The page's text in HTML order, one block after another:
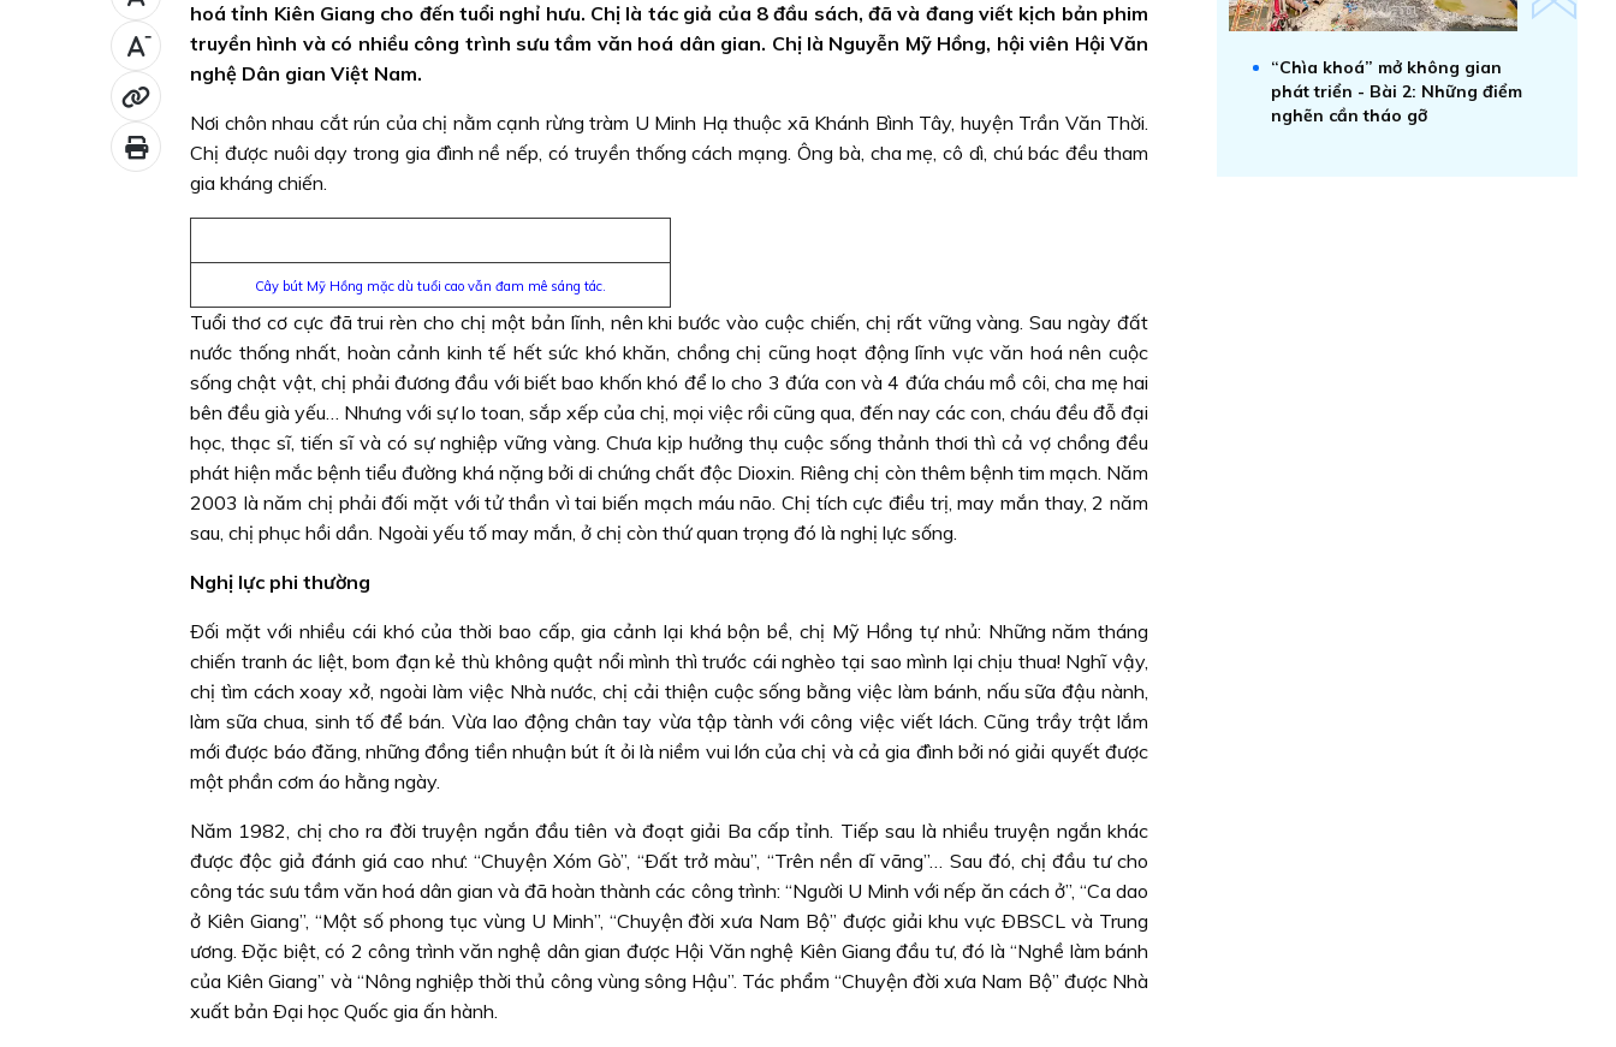
-
hoá tỉnh Kiên Giang cho đến tuổi nghỉ hưu. Chị là tác giả của 8 đầu sách, đã và đang viết kịch bản phim
truyền hình và có nhiều công trình sưu tầm văn hoá dân gian. Chị là Nguyễn Mỹ Hồng, hội viên Hội Văn
nghệ Dân gian Việt Nam.
Nơi chôn nhau cắt rún của chị nằm cạnh rừng tràm U Minh Hạ thuộc xã Khánh Bình Tây, huyện Trần Văn Thời.
Chị được nuôi dạy trong gia đình nề nếp, có truyền thống cách mạng. Ông bà, cha mẹ, cô dì, chú bác đều tham
gia kháng chiến.
Cây bút Mỹ Hồng mặc dù tuổi cao vẫn đam mê sáng tác.
Tuổi thơ cơ cực đã trui rèn cho chị một bản lĩnh, nên khi bước vào cuộc chiến, chị rất vững vàng. Sau ngày đất
nước thống nhất, hoàn cảnh kinh tế hết sức khó khăn, chồng chị cũng hoạt động lĩnh vực văn hoá nên cuộc
sống chật vật, chị phải đương đầu với biết bao khốn khó để lo cho 3 đứa con và 4 đứa cháu mồ côi, cha mẹ hai
bên đều già yếu… Nhưng với sự lo toan, sắp xếp của chị, mọi việc rồi cũng qua, đến nay các con, cháu đều đỗ đại
học, thạc sĩ, tiến sĩ và có sự nghiệp vững vàng. Chưa kịp hưởng thụ cuộc sống thảnh thơi thì cả vợ chồng đều
phát hiện mắc bệnh tiểu đường khá nặng bởi di chứng chất độc Dioxin. Riêng chị còn thêm bệnh tim mạch. Năm
2003 là năm chị phải đối mặt với tử thần vì tai biến mạch máu não. Chị tích cực điều trị, may mắn thay, 2 năm
sau, chị phục hồi dần. Ngoài yếu tố may mắn, ở chị còn thứ quan trọng đó là nghị lực sống.
Nghị lực phi thường
Ðối mặt với nhiều cái khó của thời bao cấp, gia cảnh lại khá bộn bề, chị Mỹ Hồng tự nhủ: Những năm tháng
chiến tranh ác liệt, bom đạn kẻ thù không quật nổi mình thì trước cái nghèo tại sao mình lại chịu thua! Nghĩ vậy,
chị tìm cách xoay xở, ngoài làm việc Nhà nước, chị cải thiện cuộc sống bằng việc làm bánh, nấu sữa đậu nành,
làm sữa chua, sinh tố để bán. Vừa lao động chân tay vừa tập tành với công việc viết lách. Cũng trầy trật lắm
mới được báo đăng, những đồng tiền nhuận bút ít ỏi là niềm vui lớn của chị và cả gia đình bởi nó giải quyết được
một phần cơm áo hằng ngày.
Năm 1982, chị cho ra đời truyện ngắn đầu tiên và đoạt giải Ba cấp tỉnh. Tiếp sau là nhiều truyện ngắn khác
được độc giả đánh giá cao như: “Chuyện Xóm Gò”, “Ðất trở màu”, “Trên nền dĩ vãng”… Sau đó, chị đầu tư cho
công tác sưu tầm văn hoá dân gian và đã hoàn thành các công trình: “Người U Minh với nếp ăn cách ở”, “Ca dao
ở Kiên Giang”, “Một số phong tục vùng U Minh”, “Chuyện đời xưa Nam Bộ” được giải khu vực ÐBSCL và Trung
ương. Ðặc biệt, có 2 công trình văn nghệ dân gian được Hội Văn nghệ Kiên Giang đầu tư, đó là “Nghề làm bánh
của Kiên Giang” và “Nông nghiệp thời thủ công vùng sông Hậu”. Tác phẩm “Chuyện đời xưa Nam Bộ” được Nhà
xuất bản Ðại học Quốc gia ấn hành.
“Chìa khoá” mở không gian
phát triển - Bài 2: Những điểm
nghẽn cần tháo gỡ